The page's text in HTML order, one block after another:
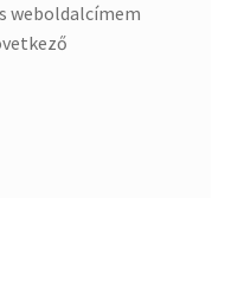
weboldalcímem